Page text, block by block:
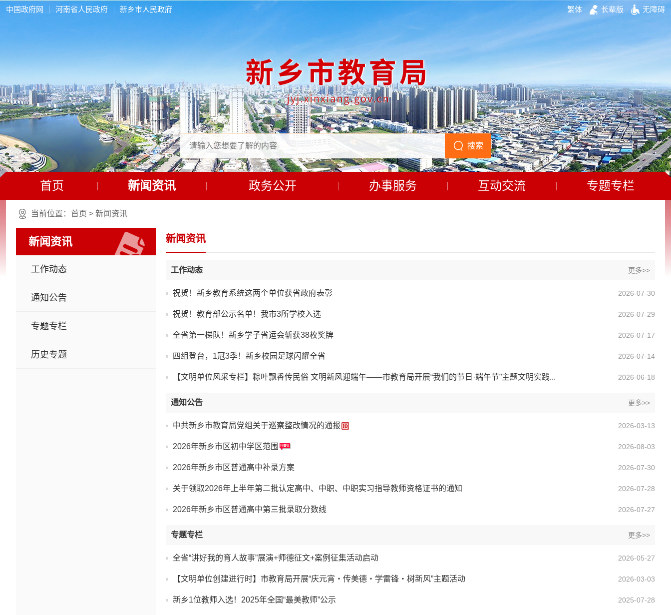
中国政府网 河南省人民政府 新乡市人民政府 繁体 长辈版 无障碍
首页 新闻资讯 政务公开 办事服务 互动交流 专题专栏
当前位置： 首页 > 新闻资讯
新闻资讯
工作动态
通知公告
专题专栏
历史专题
新闻资讯
工作动态 更多>>
祝贺！新乡教育系统这两个单位获省政府表彰 2026-07-30
祝贺！教育部公示名单！我市3所学校入选 2026-07-29
全省第一梯队！新乡学子省运会斩获38枚奖牌 2026-07-17
四组登台，1冠3季！新乡校园足球闪耀全省 2026-07-14
【文明单位风采专栏】粽叶飘香传民俗 文明新风迎端午——市教育局开展“我们的节日·端午节”主题文明实践... 2026-06-18
通知公告 更多>>
中共新乡市教育局党组关于巡察整改情况的通报 2026-03-13
2026年新乡市区初中学区范围 2026-08-03
2026年新乡市区普通高中补录方案 2026-07-30
关于领取2026年上半年第二批认定高中、中职、中职实习指导教师资格证书的通知 2026-07-28
2026年新乡市区普通高中第三批录取分数线 2026-07-27
专题专栏 更多>>
全省“讲好我的育人故事”展演+师德征文+案例征集活动启动 2026-05-27
【文明单位创建进行时】市教育局开展“庆元宵・传美德・学雷锋・树新风”主题活动 2026-03-03
新乡1位教师入选！2025年全国“最美教师”公示 2025-07-28